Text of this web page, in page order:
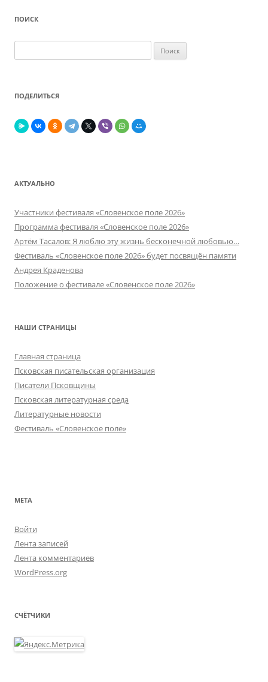
ПОИСК
ПОДЕЛИТЬСЯ
АКТУАЛЬНО
Участники фестиваля «Словенское поле 2026»
Программа фестиваля «Словенское поле 2026»
Артём Тасалов: Я люблю эту жизнь бесконечной любовью…
Фестиваль «Словенское поле 2026» будет посвящён памяти
Андрея Краденова
Положение о фестивале «Словенское поле 2026»
НАШИ СТРАНИЦЫ
Главная страница
Псковская писательская организация
Писатели Псковщины
Псковская литературная среда
Литературные новости
Фестиваль «Словенское поле»
МЕТА
Войти
Лента записей
Лента комментариев
WordPress.org
СЧЁТЧИКИ